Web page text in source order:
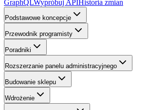
GraphQLWypróbuj APIHistoria zmian
Podstawowe koncepcje
Przewodnik programisty
Poradniki
Rozszerzanie panelu administracyjnego
Budowanie sklepu
Wdrożenie